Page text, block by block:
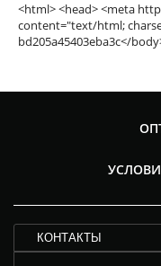
<html> <head> <meta
content="text/html;
bd205a45403eba3c</
КОНТАКТЫ